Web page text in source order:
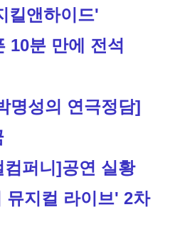
킬앤하이드'
분 만에 전석
명성의 연극정담]
컴퍼니]공연 실황
뮤지컬 라이브' 2차